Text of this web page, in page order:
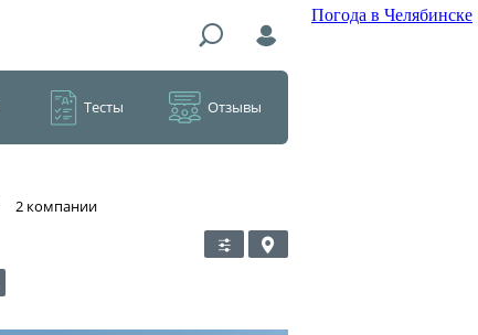
Погода в Челябинске
Тесты Отзывы
​2 компании